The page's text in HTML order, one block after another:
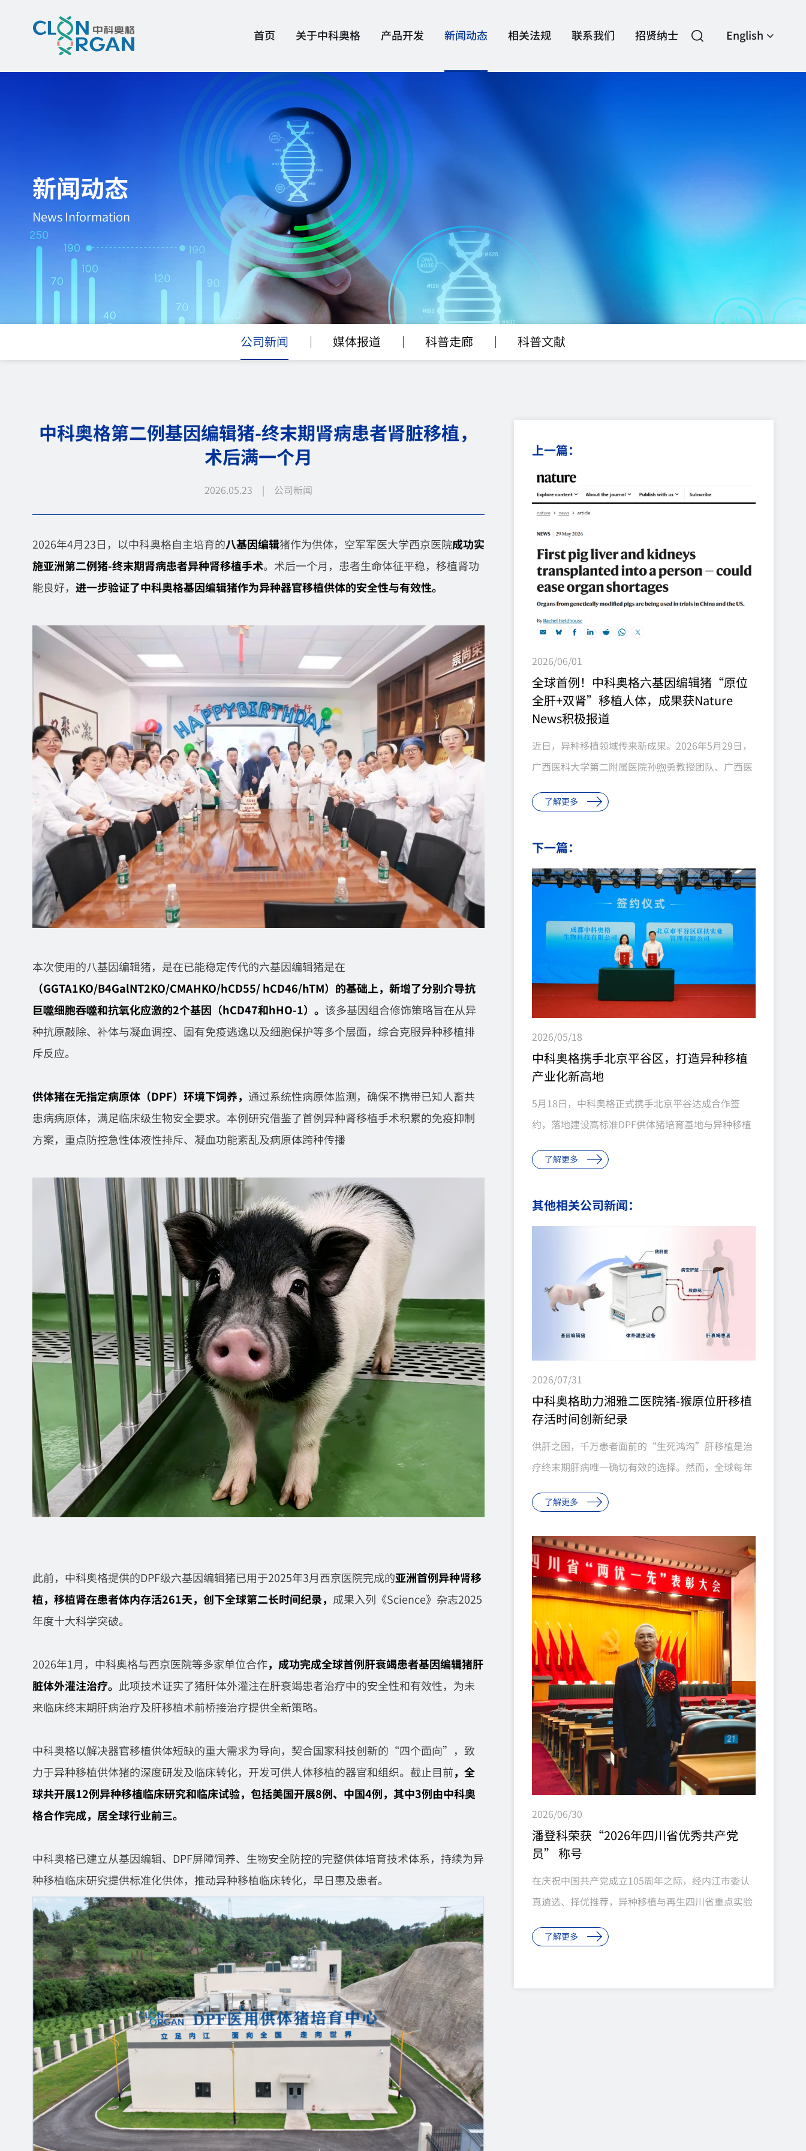
首页 关于中科奥格 产品开发 新闻动态 相关法规 联系我们 招贤纳士 English
新闻动态
News Information
公司新闻 媒体报道 科普走廊 科普文献
中科奥格第二例基因编辑猪-终末期肾病患者肾脏移植，
术后满一个月
2026.05.23 | 公司新闻
2026年4月23日，以中科奥格自主培育的八基因编辑猪作为供体，空军军医大学西京医院成功实
施亚洲第二例猪-终末期肾病患者异种肾移植手术。术后一个月，患者生命体征平稳，移植肾功
能良好， 进一步验证了中科奥格基因编辑猪作为异种器官移植供体的安全性与有效性。
本次使用的八基因编辑猪，是在已能稳定传代的六基因编辑猪是在
（GGTA1KO/B4GalNT2KO/CMAHKO/hCD55/ hCD46/hTM）的基础上，新增了分别介导抗
巨噬细胞吞噬和抗氧化应激的2个基因（hCD47和hHO-1）。 该多基因组合修饰策略旨在从异
种抗原敲除、补体与凝血调控、固有免疫逃逸以及细胞保护等多个层面，综合克服异种移植排
斥反应。
供体猪在无指定病原体（DPF）环境下饲养， 通过系统性病原体监测，确保不携带已知人畜共
患病病原体，满足临床级生物安全要求。本例研究借鉴了首例异种肾移植手术积累的免疫抑制
方案，重点防控急性体液性排斥、凝血功能紊乱及病原体跨种传播
此前，中科奥格提供的DPF级六基因编辑猪已用于2025年3月西京医院完成的亚洲首例异种肾移
植，移植肾在患者体内存活261天，创下全球第二长时间纪录， 成果入列《Science》杂志2025
年度十大科学突破。
2026年1月，中科奥格与西京医院等多家单位合作， 成功完成全球首例肝衰竭患者基因编辑猪肝
脏体外灌注治疗。 此项技术证实了猪肝体外灌注在肝衰竭患者治疗中的安全性和有效性，为未
来临床终末期肝病治疗及肝移植术前桥接治疗提供全新策略。
中科奥格以解决器官移植供体短缺的重大需求为导向，契合国家科技创新的“四个面向”，致
力于异种移植供体猪的深度研发及临床转化，开发可供人体移植的器官和组织。截止目前，全
球共开展12例异种移植临床研究和临床试验，包括美国开展8例、中国4例，其中3例由中科奥
格合作完成，居全球行业前三。
中科奥格已建立从基因编辑、DPF屏障饲养、生物安全防控的完整供体培育技术体系，持续为异
种移植临床研究提供标准化供体，推动异种移植临床转化，早日惠及患者。
上一篇：
2026/06/01
全球首例！中科奥格六基因编辑猪“原位
全肝+双肾”移植人体，成果获Nature
News积极报道
近日，异种移植领域传来新成果。2026年5月29日，
广西医科大学第二附属医院孙煦勇教授团队、广西医
Cell 子刊《Med》上发表了全球首例原位全肝+双肾
道。研究团队成功将基因编辑猪的整个肝脏和双侧肾
脏移植到一名脑死亡者体内，移植器官在近5天内维
持了生理功能，未发生致命的超急性排斥反应。这项
了解更多
下一篇：
2026/05/18
中科奥格携手北京平谷区，打造异种移植
产业化新高地
5月18日，中科奥格正式携手北京平谷达成合作签
约，落地建设高标准DPF供体猪培育基地与异种移植
核心基地，此番进驻北京布局全新产业平台，顺利完
种移植产业规模化发展根基，助力行业迈向更高质量
发展阶段。中科奥格是国内异种移植领域领军企业，
技术水平位居全球前列。2025年，公司6基因编辑猪
肾移植患者在体存活261...
了解更多
其他相关公司新闻：
2026/07/31
中科奥格助力湘雅二医院猪-猴原位肝移植
存活时间创新纪录
供肝之困，千万患者面前的“生死鸿沟”肝移植是治
疗终末期肝病唯一确切有效的选择。然而，全球每年
约30万终末期肝病患者亟需肝移植，而年供肝量仅约
肝移植，全年仅完成7188例手术，仅占登记等待患者
的28.6%；截至年末，10859例患者因病情变化或死
亡等原因退出等待名单。全国器官供需比已恶化至
了解更多
2026/06/30
潘登科荣获“2026年四川省优秀共产党
员” 称号
在庆祝中国共产党成立105周年之际，经内江市委认
真遴选、择优推荐，异种移植与再生四川省重点实验
川省委授予“2026年四川省优秀共产党员”称号。这
心、勇攀高峰的礼赞，更是一家民营科技企业以党建
了解更多